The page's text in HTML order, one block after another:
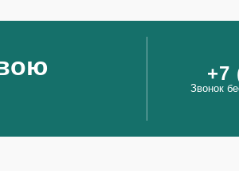
+7
Звонок